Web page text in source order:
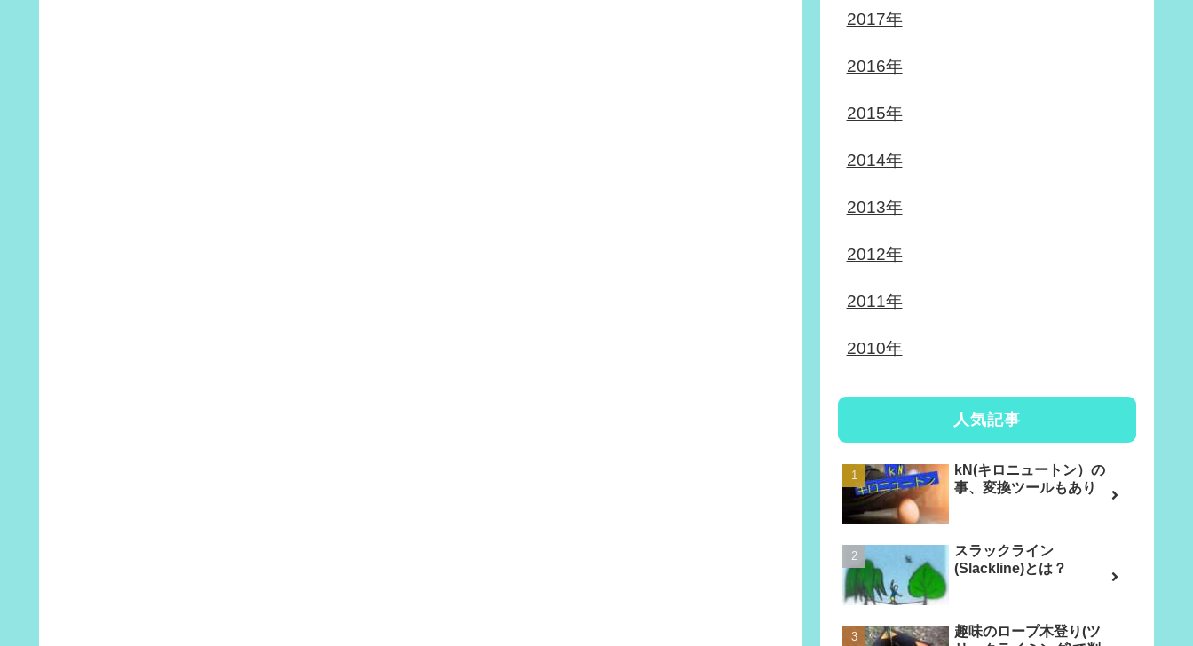
2017年
2016年
2015年
2014年
2013年
2012年
2011年
2010年
人気記事
kN(キロニュートン）の
事、変換ツールもあり
スラックライン
(Slackline)とは？
趣味のロープ木登り(ツ